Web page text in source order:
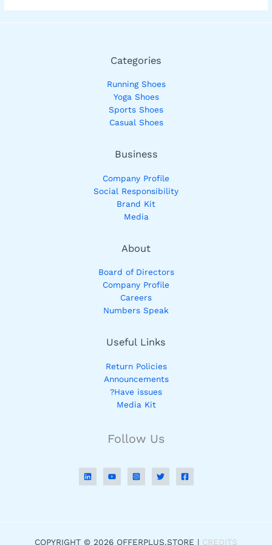
Categories
Running Shoes
Yoga Shoes
Sports Shoes
Casual Shoes
Business
Company Profile
Social Responsibility
Brand Kit
Media
About
Board of Directors
Company Profile
Careers
Numbers Speak
Useful Links
Return Policies
Announcements
Have issues?
Media Kit
Follow Us
COPYRIGHT © 2026 OFFERPLUS.STORE | CREDITS